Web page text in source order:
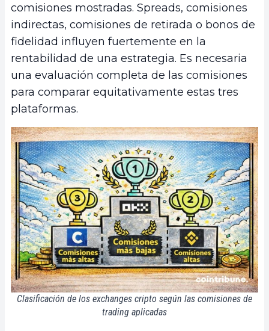
comisiones mostradas. Spreads, comisiones
indirectas, comisiones de retirada o bonos de
fidelidad influyen fuertemente en la
rentabilidad de una estrategia. Es necesaria
una evaluación completa de las comisiones
para comparar equitativamente estas tres
plataformas.
Clasificación de los exchanges cripto según las comisiones de
trading aplicadas